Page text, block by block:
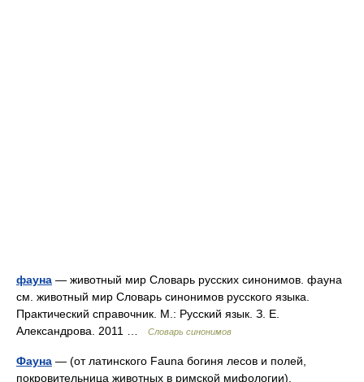
фауна — животный мир Словарь русских синонимов. фауна
см. животный мир Словарь синонимов русского языка.
Практический справочник. М.: Русский язык. З. Е.
Александрова. 2011 …
Словарь синонимов
Фауна — (от латинского Fauna богиня лесов и полей,
покровительница животных в римской мифологии),